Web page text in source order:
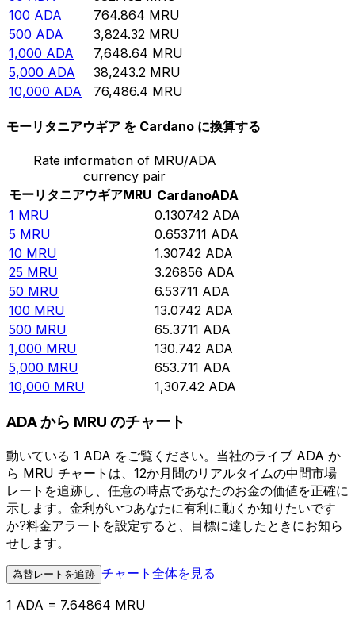
100 ADA 764.864 MRU
500 ADA 3,824.32 MRU
1,000 ADA 7,648.64 MRU
5,000 ADA 38,243.2 MRU
10,000 ADA 76,486.4 MRU
モーリタニアウギア を Cardano に換算する
Rate information of MRU/ADA
currency pair
モーリタニアウギアMRU CardanoADA
1 MRU 0.130742 ADA
5 MRU 0.653711 ADA
10 MRU 1.30742 ADA
25 MRU 3.26856 ADA
50 MRU 6.53711 ADA
100 MRU 13.0742 ADA
500 MRU 65.3711 ADA
1,000 MRU 130.742 ADA
5,000 MRU 653.711 ADA
10,000 MRU 1,307.42 ADA
ADA から MRU のチャート
動いている 1 ADA をご覧ください。当社のライブ ADA か
ら MRU チャートは、12か月間のリアルタイムの中間市場
レートを追跡し、任意の時点であなたのお金の価値を正確に
示します。金利がいつあなたに有利に動くか知りたいです
か?料金アラートを設定すると、目標に達したときにお知ら
せします。
為替レートを追跡 チャート全体を見る
1 ADA = 7.64864 MRU